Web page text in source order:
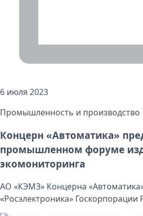
6 июля 2023
Промышленность и производство
Концерн «Автоматика»
промышленном форуме
экомониторинга
АО «КЭМЗ» Концерна
«Росэлектроника» Госкорпорации